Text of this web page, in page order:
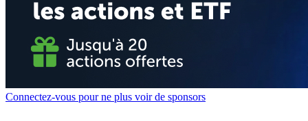
Connectez-vous pour ne plus voir de sponsors